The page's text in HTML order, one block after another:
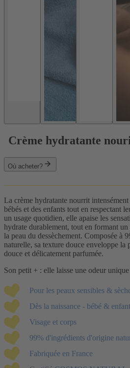
Crème hydratante
Où acheter?
La crème hydratante nourrit
bébés et des enfants tout en respectant
un usage quotidien, elle apaise les
hydrate durablement, tout en formant
la peau du dessèchement. Composée à
naturelle, sa texture douce enveloppe la
douce et délicatement parfumée.
Son petit + : elle laisse une odeur
Pour les peaux sensibles &
Dès la naissance - bébé & enfant
Visage et corps
99% d'ingrédients d'origine
Fabriquée en France